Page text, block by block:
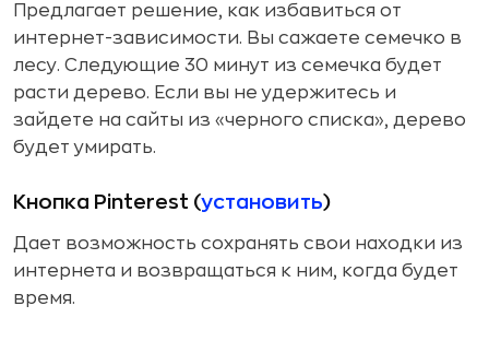
Предлагает решение, как избавиться от
интернет-зависимости. Вы сажаете семечко в
лесу. Следующие 30 минут из семечка будет
расти дерево. Если вы не удержитесь и
зайдете на сайты из «черного списка», дерево
будет умирать.
Кнопка Pinterest (установить)
Дает возможность сохранять свои находки из
интернета и возвращаться к ним, когда будет
время.